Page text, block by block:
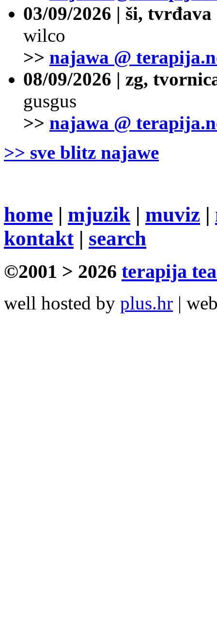
03/09/2026 | ši,
wilco
>> najawa @
08/09/2026 | zg,
gusgus
>> najawa @
>> sve blitz najawe
home | mjuzik | muviz |
kontakt| search
©2001 > 2026 terapija
well hosted by plus.hr |